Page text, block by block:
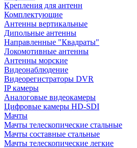
Крепления для антенн
Комплектующие
Антенны вертикальные
Дипольные антенны
Направленные "Квадраты"
Локомотивные антенны
Антенны морские
Видеонаблюдение
Видеорегистраторы DVR
IP камеры
Аналоговые видеокамеры
Цифровые камеры HD-SDI
Мачты
Мачты телескопические стальные
Мачты составные стальные
Мачты телескопические легкие